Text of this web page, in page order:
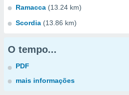
Ramacca (13.24 km)
Scordia (13.86 km)
O tempo...
PDF
mais informações